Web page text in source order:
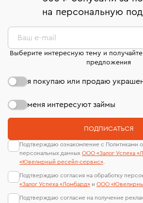
право передумать, если изделие
дней на возврат. Детальные условия
комиссионных украшений и часов
странице«Возврат украшений»
На особо ценные изделия
сертификаты МГУ и других
лабораторий
на персональную
Ваш e-mail
Выберите интересную тему и
предложения
я покупаю или продаю
меня интересуют займы
ПОДПИСАТЬСЯ
Подтверждаю ознакомление с Политиками
персональных данных ООО «Залог Успеха
«Ювелирный ресейл-сервиc».
Подтверждаю согласия на обработку
«Залог Успеха «Ломбард» и ООО
Подтверждаю согласие на получение